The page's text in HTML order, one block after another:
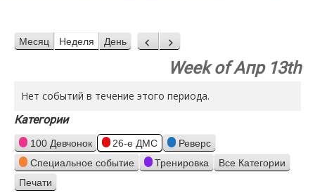
Месяц Неделя День Назад
Вперед
Week of Апр 13th
Нет событий в течение этого периода.
Категории
100 Девчонок 26-е ДМС
Реверс
Специальное событие
Тренировка Все Категории
Просмотр
Печати